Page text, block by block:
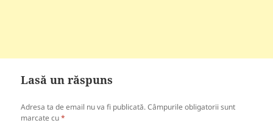
Lasă un răspuns
Adresa ta de email nu va fi publicată. Câmpurile obligatorii sunt
marcate cu*